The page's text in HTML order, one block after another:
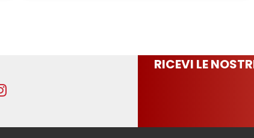
RICEVI LE